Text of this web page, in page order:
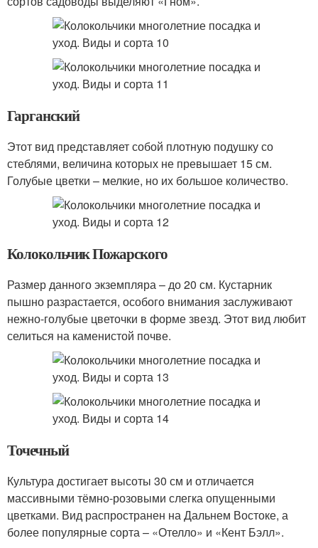
Гарганский
Этот вид представляет собой плотную подушку со
стеблями, величина которых не превышает 15 см.
Голубые цветки – мелкие, но их большое количество.
Колокольчик Пожарского
Размер данного экземпляра – до 20 см. Кустарник
пышно разрастается, особого внимания заслуживают
нежно-голубые цветочки в форме звезд. Этот вид любит
селиться на каменистой почве.
Точечный
Культура достигает высоты 30 см и отличается
массивными тёмно-розовыми слегка опущенными
цветками. Вид распространен на Дальнем Востоке, а
более популярные сорта – «Отелло» и «Кент Бэлл».